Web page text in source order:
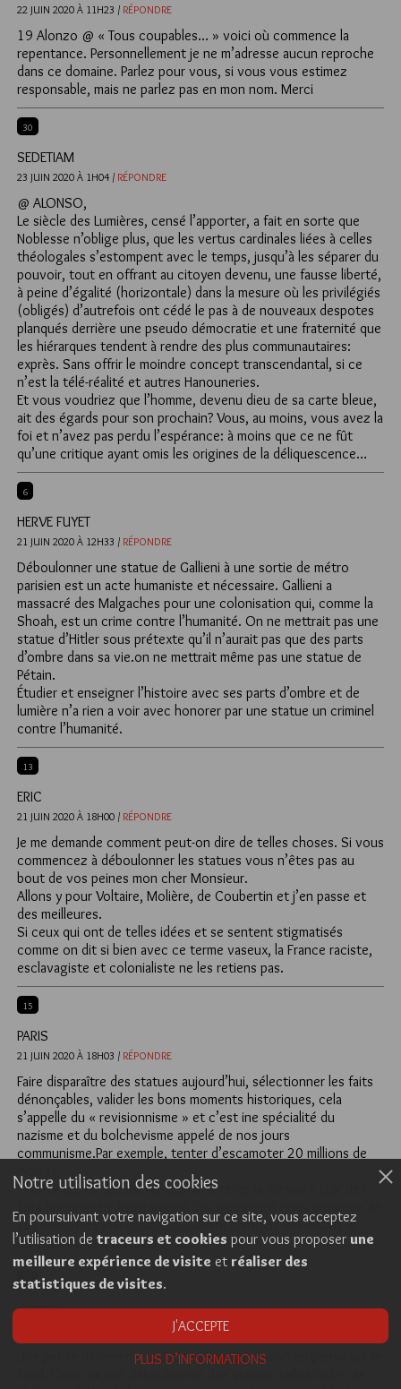
22 JUIN 2020 À 11H23 / RÉPONDRE
19 Alonzo @ « Tous coupables… » voici où commence la
repentance. Personnellement je ne m’adresse aucun reproche
dans ce domaine. Parlez pour vous, si vous vous estimez
responsable, mais ne parlez pas en mon nom. Merci
30
SEDETIAM
23 JUIN 2020 À 1H04 / RÉPONDRE
@ ALONSO,
Le siècle des Lumières, censé l’apporter, a fait en sorte que
Noblesse n’oblige plus, que les vertus cardinales liées à celles
théologales s’estompent avec le temps, jusqu’à les séparer du
pouvoir, tout en offrant au citoyen devenu, une fausse liberté,
à peine d’égalité (horizontale) dans la mesure où les privilégiés
(obligés) d’autrefois ont cédé le pas à de nouveaux despotes
planqués derrière une pseudo démocratie et une fraternité que
les hiérarques tendent à rendre des plus communautaires:
exprès. Sans offrir le moindre concept transcendantal, si ce
n’est la télé-réalité et autres Hanouneries.
Et vous voudriez que l’homme, devenu dieu de sa carte bleue,
ait des égards pour son prochain? Vous, au moins, vous avez la
foi et n’avez pas perdu l’espérance: à moins que ce ne fût
qu’une critique ayant omis les origines de la déliquescence…
6
HERVE FUYET
21 JUIN 2020 À 12H33 / RÉPONDRE
Déboulonner une statue de Gallieni à une sortie de métro
parisien est un acte humaniste et nécessaire. Gallieni a
massacré des Malgaches pour une colonisation qui, comme la
Shoah, est un crime contre l’humanité. On ne mettrait pas une
statue d’Hitler sous prétexte qu’il n’aurait pas que des parts
d’ombre dans sa vie.on ne mettrait même pas une statue de
Pétain.
Étudier et enseigner l’histoire avec ses parts d’ombre et de
lumière n’a rien a voir avec honorer par une statue un criminel
contre l’humanité.
13
ERIC
21 JUIN 2020 À 18H00 / RÉPONDRE
Je me demande comment peut-on dire de telles choses. Si vous
commencez à déboulonner les statues vous n’êtes pas au
bout de vos peines mon cher Monsieur.
Allons y pour Voltaire, Molière, de Coubertin et j’en passe et
des meilleures.
Si ceux qui ont de telles idées et se sentent stigmatisés
comme on dit si bien avec ce terme vaseux, la France raciste,
esclavagiste et colonialiste ne les retiens pas.
15
PARIS
21 JUIN 2020 À 18H03 / RÉPONDRE
Faire disparaître des statues aujourd’hui, sélectionner les faits
dénonçables, valider les bons moments historiques, cela
s’appelle du « revisionnisme » et c’est ine spécialité du
nazisme et du bolchevisme appelé de nos jours
communisme.Par exemple, tenter d’escamoter 20 millions de
L’historien, ce spécialiste des faits et de la mémoire (car des
ces immondes manipulations.Gallieni criminel? Revisitons le
dans les livres d’histoire…
18
ASTÉRIX
Une petite différence tout de même, quoiqu’on en pense sur le
Notre utilisation des cookies
En poursuivant votre navigation sur ce site, vous acceptez
l’utilisation de traceurs et cookies pour vous proposer une
meilleure expérience de visite et réaliser des
statistiques de visites.
J'ACCEPTE
PLUS D’INFORMATIONS